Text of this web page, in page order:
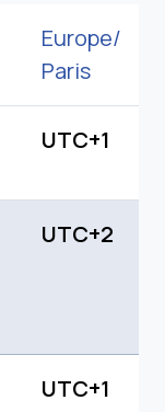
Europe/
Paris
UTC+1
UTC+2
UTC+1